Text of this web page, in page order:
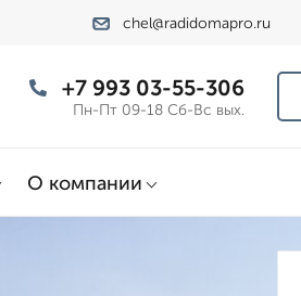
chel@radidomapro.ru
+7 993 03-55-306
Пн-Пт 09-18 Сб-Вс вых.
О компании